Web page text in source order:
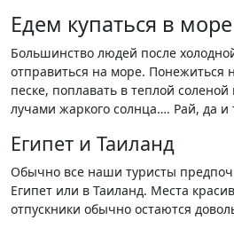
Едем купаться в море
Большинство людей после
отправиться на море. Понежиться
песке, поплавать в теплой соленой
лучами жаркого солнца…. Рай, да и
Египет и Таиланд
Обычно все наши туристы
Египет или в Таиланд. Места
отпускники обычно остаются